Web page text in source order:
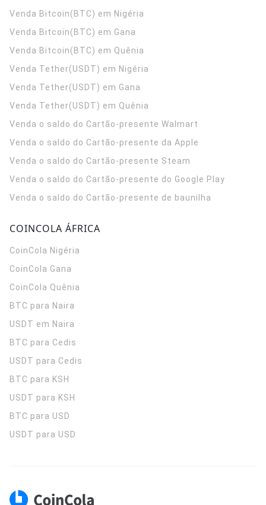
Venda Bitcoin(BTC) em Nigéria
Venda Bitcoin(BTC) em Gana
Venda Bitcoin(BTC) em Quênia
Venda Tether(USDT) em Nigéria
Venda Tether(USDT) em Gana
Venda Tether(USDT) em Quênia
Venda o saldo do Cartão-presente Walmart
Venda o saldo do Cartão-presente da Apple
Venda o saldo do Cartão-presente Steam
Venda o saldo do Cartão-presente do Google Play
Venda o saldo do Cartão-presente de baunilha
COINCOLA ÁFRICA
CoinCola Nigéria
CoinCola Gana
CoinCola Quênia
BTC para Naira
USDT em Naira
BTC para Cedis
USDT para Cedis
BTC para KSH
USDT para KSH
BTC para USD
USDT para USD